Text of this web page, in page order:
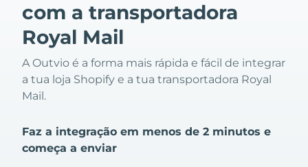
com a transportadora
Royal Mail
A Outvio é a forma mais rápida e fácil de integrar
a tua loja Shopify e a tua transportadora Royal
Mail.
Faz a integração em menos de 2 minutos e
começa a enviar